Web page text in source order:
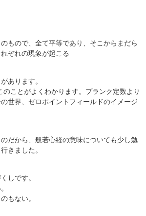
もので、全て平等であり、そこからまだら
ぞれの現象が起こる
あります。
のことがよくわかります。プランク定数より
世界、ゼロポイントフィールドのイメージ
だから、般若心経の意味についても少し勉
きました。
しです。
もない。